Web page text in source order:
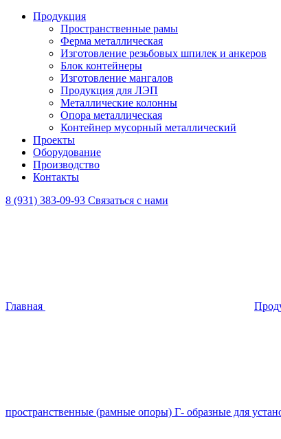
Продукция
Пространственные рамы
Ферма металлическая
Изготовление резьбовых шпилек и анкеров
Блок контейнеры
Изготовление мангалов
Продукция для ЛЭП
Металлические колонны
Опора металлическая
Контейнер мусорный металлический
Проекты
Оборудование
Производство
Контакты
8 (931) 383-09-93 Связаться с нами
Главная
пространственные (рамные опоры) Г- образные для